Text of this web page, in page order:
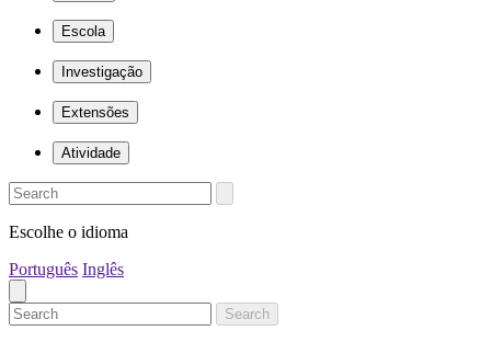
Escola
Investigação
Extensões
Atividade
Escolhe o idioma
Português Inglês
Search